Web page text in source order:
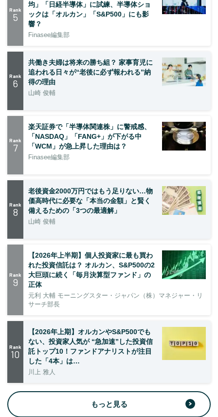
Rank
5
均」「日経半導体」に試練、半導体ショ
ックは「オルカン」「S&P500」にも影
響？
Finasee編集部
Rank
6
共働き夫婦は将来の勝ち組？ 家事育児に
追われる日々が“老後に必ず報われる”納
得の理由
山崎 俊輔
Rank
7
楽天証券で「半導体関連株」に警戒感、
「NASDAQ」「FANG+」が下がる中
「WCM」が急上昇した理由は？
Finasee編集部
Rank
8
老後資金2000万円ではもう足りない…物
価高時代に必要な「本当の金額」と賢く
備えるための「3つの最適解」
山崎 俊輔
Rank
9
【2026年上半期】個人投資家に最も買わ
れた投資信託は？ オルカン、S&P500の2
大巨頭に続く「毎月決算型ファンド」の
正体
元利 大輔 モーニングスター・ジャパン（株）マネジャー・リ
サーチ部長
Rank
10
【2026年上期】オルカンやS&P500でも
ない、投資家人気が “急加速”した投資信
託トップ10！ファンドアナリストが注目
した「4本」は…
川上 雅人
もっと見る